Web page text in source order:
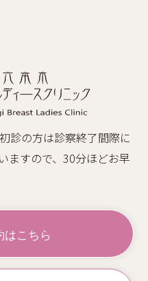
診の方は診察終了間際に
ますので、30分ほどお早
はこちら